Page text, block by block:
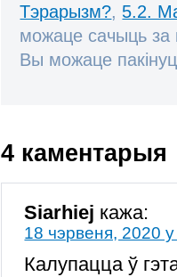
Тэрарызм?, 5.2.
можаце сачыць
Вы можаце
4 каментарыя
Siarhiej кажа:
18 чэрвеня, 2020
Калупацца ў